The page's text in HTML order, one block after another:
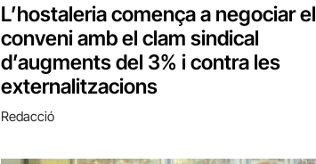
L’hostaleria comença a negociar el
conveni amb el clam sindical
d’augments del 3% i contra les
externalitzacions
Redacció